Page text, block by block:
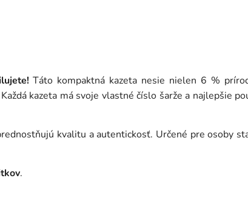
Táto kompaktná kazeta nesie nielen 6 %
kazeta má svoje vlastné číslo šarže a najlepšie
kvalitu a autentickosť. Určené pre osoby
.